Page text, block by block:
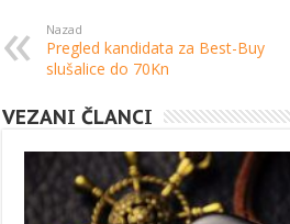
Nazad
Pregled kandidata za Best-Buy
slušalice do 70Kn
VEZANI ČLANCI